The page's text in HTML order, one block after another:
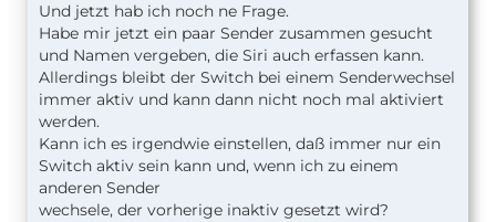
Und jetzt hab ich noch ne Frage.
Habe mir jetzt ein paar Sender zusammen gesucht
und Namen vergeben, die Siri auch erfassen kann.
Allerdings bleibt der Switch bei einem Senderwechsel
immer aktiv und kann dann nicht noch mal aktiviert
werden.
Kann ich es irgendwie einstellen, daß immer nur ein
Switch aktiv sein kann und, wenn ich zu einem
anderen Sender
wechsele, der vorherige inaktiv gesetzt wird?